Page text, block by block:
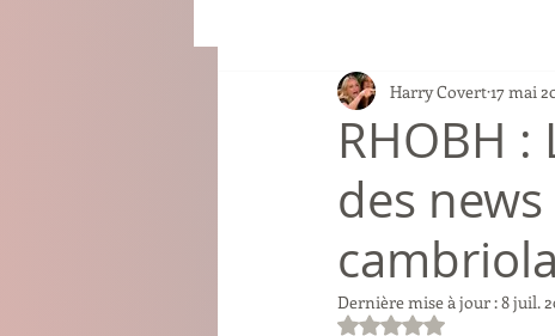
RHOBH
des
Harry Covert17 mai
Dernière mise à jour :8 juil.
Noté NaN étoiles sur 5.